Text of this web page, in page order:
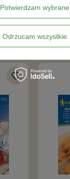
Potwierdzam wybrane
Odrzucam wszystkie